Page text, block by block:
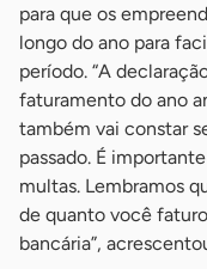
para que os
longo do ano para
período. “A
faturamento do ano
também vai constar
passado. É
multas. Lembramos
de quanto você
bancária”,